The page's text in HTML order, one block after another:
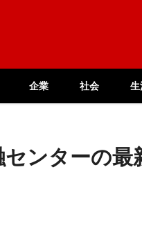
企業 社会
ンターの最